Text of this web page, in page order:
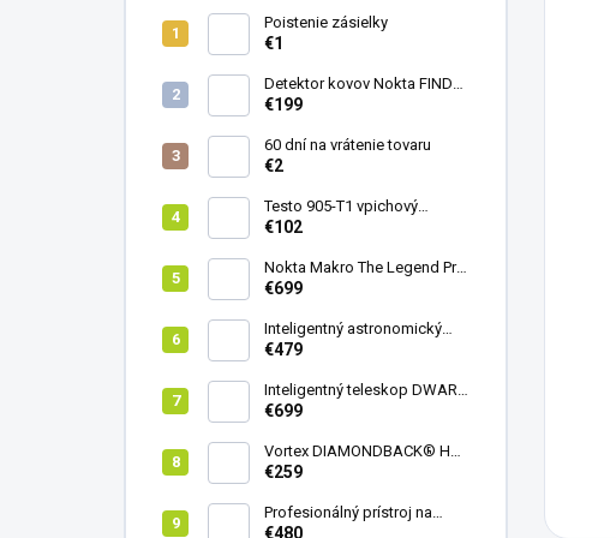
Poistenie zásielky
€1
Detektor kovov Nokta FINDX
Pro
€199
60 dní na vrátenie tovaru
€2
Testo 905-T1 vpichový
teplomer
€102
Nokta Makro The Legend Pro
Pack - model 2024
€699
Inteligentný astronomický
teleskop DwarfLab Dwarf
€479
Inteligentný teleskop DWARF
III + originálny statív DWARF 3
€699
Vortex DIAMONDBACK® HD
8X42
€259
Profesionálný prístroj na
vedenie vŕtania Laserliner
€480